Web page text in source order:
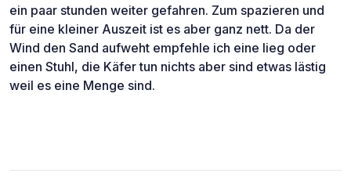
ein paar stunden weiter gefahren. Zum spazieren und
für eine kleiner Auszeit ist es aber ganz nett. Da der
Wind den Sand aufweht empfehle ich eine lieg oder
einen Stuhl, die Käfer tun nichts aber sind etwas lästig
weil es eine Menge sind.